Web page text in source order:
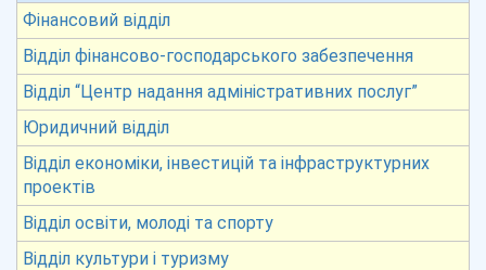
Фінансовий відділ
Відділ фінансово-господарського забезпечення
Відділ “Центр надання адміністративних послуг”
Юридичний відділ
Відділ економіки, інвестицій та інфраструктурних
проектів
Відділ освіти, молоді та спорту
Відділ культури і туризму